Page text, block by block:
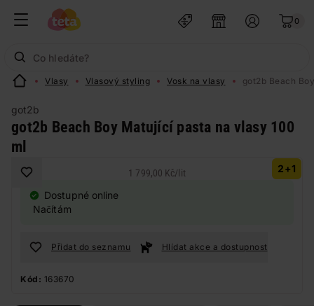
0
Vlasy Vlasový styling Vosk na vlasy got2b Beach
got2b
got2b Beach Boy Matující pasta na vlasy 100
ml
2+1
1 799,00 Kč/ lit
Dostupné online
Načítám
Přidat do seznamu Hlídat akce a dostupnost
Kód: 163670